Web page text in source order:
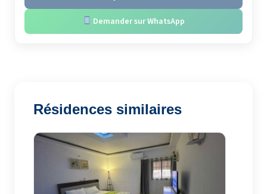
Demander sur WhatsApp
Résidences similaires